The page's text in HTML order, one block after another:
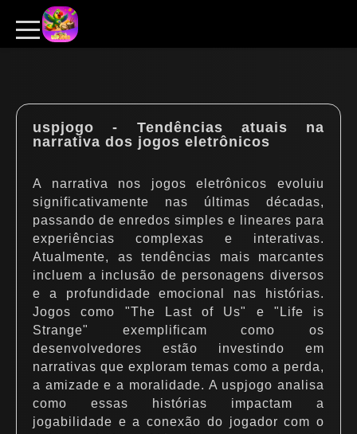
uspjogo - Tendências atuais na
narrativa dos jogos eletrônicos
A narrativa nos jogos eletrônicos evoluiu
significativamente nas últimas décadas,
passando de enredos simples e lineares para
experiências complexas e interativas.
Atualmente, as tendências mais marcantes
incluem a inclusão de personagens diversos
e a profundidade emocional nas histórias.
Jogos como "The Last of Us" e "Life is
Strange" exemplificam como os
desenvolvedores estão investindo em
narrativas que exploram temas como a perda,
a amizade e a moralidade. A uspjogo analisa
como essas histórias impactam a
jogabilidade e a conexão do jogador com o